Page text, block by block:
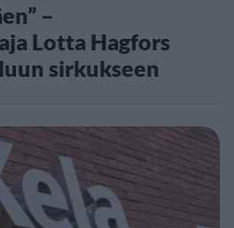
–
Lotta Hagfors
sirkukseen